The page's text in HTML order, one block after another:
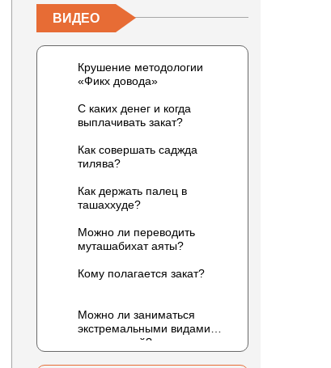
ВИДЕО
Крушение методологии
«Фикх довода»
С каких денег и когда
выплачивать закат?
Как совершать саджда
тилява?
Как держать палец в
ташаххуде?
Можно ли переводить
муташабихат аяты?
Кому полагается закат?
Можно ли заниматься
экстремальными видами
развлечений?